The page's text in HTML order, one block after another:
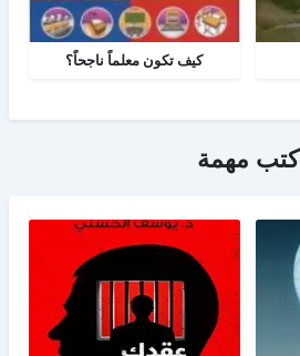
كيف تكون معلماً ناجحاً؟
كتب مهمة